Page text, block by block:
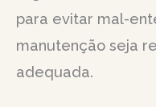
para evitar mal-
manutenção seja
adequada.